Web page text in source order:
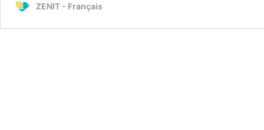
ZENIT - Français